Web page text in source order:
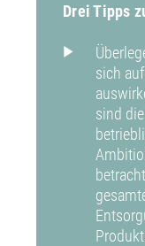
Drei Tipps
sich
sind